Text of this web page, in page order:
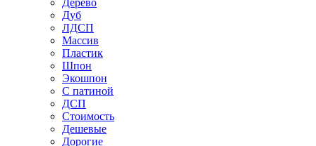
Дерево
Дуб
ЛДСП
Массив
Пластик
Шпон
Экошпон
С патиной
ДСП
Стоимость
Дешевые
Дорогие